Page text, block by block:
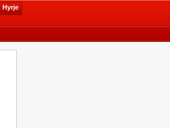
Hyrje